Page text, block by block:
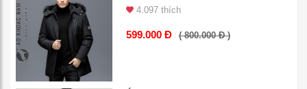
4.097 thích
599.000 Đ ( 800.000 Đ )